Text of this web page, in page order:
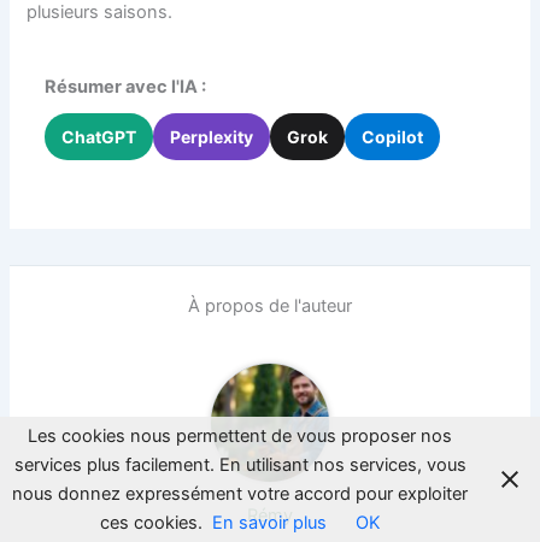
plusieurs saisons.
Résumer avec l'IA :
ChatGPT Perplexity Grok Copilot
À propos de l'auteur
Rémy
Les cookies nous permettent de vous proposer nos
services plus facilement. En utilisant nos services, vous
nous donnez expressément votre accord pour exploiter
ces cookies. En savoir plus OK